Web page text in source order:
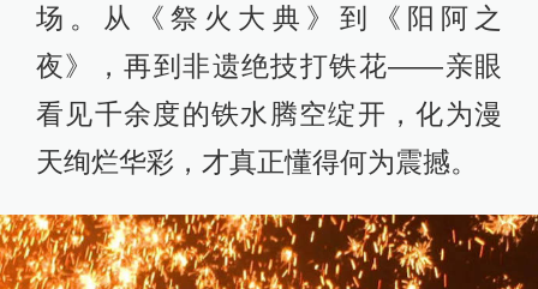
场。从《祭火大典》到《阳阿之
夜》，再到非遗绝技打铁花——亲眼
看见千余度的铁水腾空绽开，化为漫
天绚烂华彩，才真正懂得何为震撼。